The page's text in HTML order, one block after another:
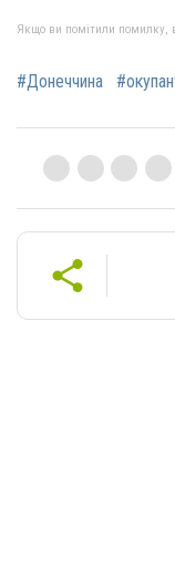
Якщо ви помітили помилку,
#Донеччина